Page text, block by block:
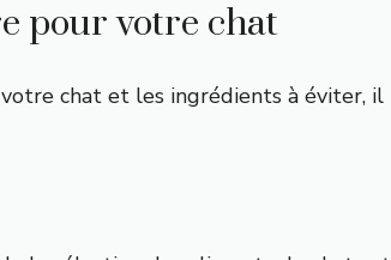
pour votre chat
chat et les ingrédients à éviter, il